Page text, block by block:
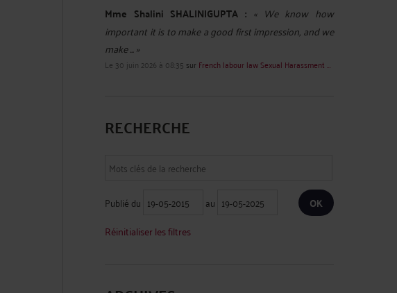
Mme Shalini SHALINIGUPTA : « We know how
important it is to make a good first impression, and we
make ... »
Le 30 juin 2026 à 08:35 sur French labour law Sexual Harassment ...
RECHERCHE
Publié du
au
Réinitialiser les filtres